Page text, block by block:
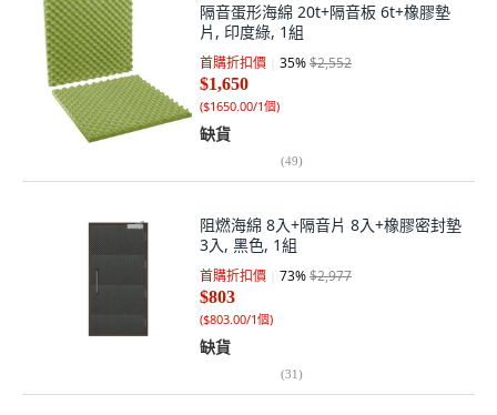
隔音蛋形海綿 20t+隔音板 6t+橡膠墊
片, 印度綠, 1組
首購折扣價 35%$2,552
$1,650
($1650.00/1個)
缺貨
(49)
阻燃海綿 8入+隔音片 8入+橡膠密封墊
3入, 黑色, 1組
首購折扣價 73%$2,977
$803
($803.00/1個)
缺貨
(31)